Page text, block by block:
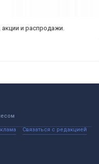
и распродажи.
Связаться с редакцией